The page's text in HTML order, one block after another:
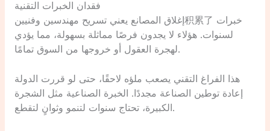
فقدان الخبرات التقنية
إغلاق المصانع يعني تسريح مهندسين وفنيين积累了 خبرات
لسنوات. هؤلاء لا يجدون فرصًا مماثلة بسهولة، مما يؤدي
لهجرة العقول أو خروجها من السوق تمامًا.
هذا الفراغ التقني يصعب ملؤه لاحقًا، حتى لو قررت الدولة
إعادة توطين الصناعة مجددًا. الخبرة الصناعية مثل الشجرة
الكبيرة، تحتاج سنوات لتنمو وثوانٍ لتقطع.